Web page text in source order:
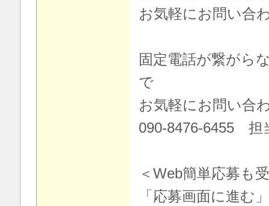
お気軽にお問い合
固定電話が繋がら
で
お気軽にお問い合
090-8476-6455 担
＜Web簡単応募も
「応募画面に進む